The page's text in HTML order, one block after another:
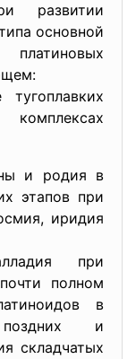
развитии
основной
и родия в
этапов при
иридия
при
полном
в
поздних и
складчатых